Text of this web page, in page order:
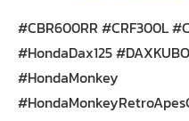
#CBR600RR #CRF300L
#HondaDax125
#HondaMonkey